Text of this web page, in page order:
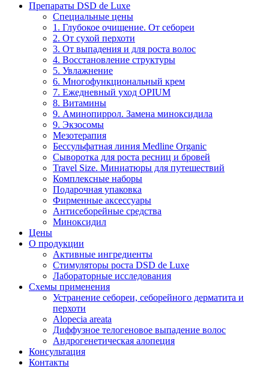
Препараты DSD de Luxe
Специальные цены
1. Глубокое очищение. От себореи
2. От сухой перхоти
3. От выпадения и для роста волос
4. Восстановление структуры
5. Увлажнение
6. Многофункциональный крем
7. Ежедневный уход OPIUM
8. Витамины
9. Аминопиррол. Замена миноксидила
9. Экзосомы
Мезотерапия
Бессульфатная линия Medline Organic
Сыворотка для роста ресниц и бровей
Travel Size. Миниатюры для путешествий
Комплексные наборы
Подарочная упаковка
Фирменные аксессуары
Антисеборейные средства
Миноксидил
Цены
О продукции
Активные ингредиенты
Стимуляторы роста DSD de Luxe
Лабораторные исследования
Схемы применения
Устранение себореи, себорейного дерматита и
перхоти
Alopecia areata
Диффузное телогеновое выпадение волос
Андрогенетическая алопеция
Консультация
Контакты